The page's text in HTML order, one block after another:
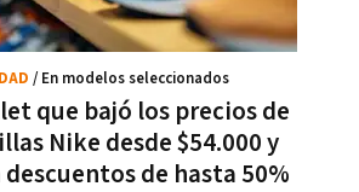
que bajó los precios de
Nike desde $54.000 y
de hasta 50%
/ En modelos seleccionados